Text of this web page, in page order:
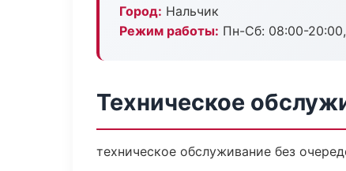
Город: Нальчик
Режим работы: Пн-Сб: 08:00-
Техническое
техническое обслуживание без